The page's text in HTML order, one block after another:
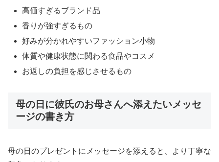
高価すぎるブランド品
香りが強すぎるもの
好みが分かれやすいファッション小物
体質や健康状態に関わる食品やコスメ
お返しの負担を感じさせるもの
母の日に彼氏のお母さんへ添えたいメッセ
ージの書き方
母の日のプレゼントにメッセージを添えると、より丁寧な